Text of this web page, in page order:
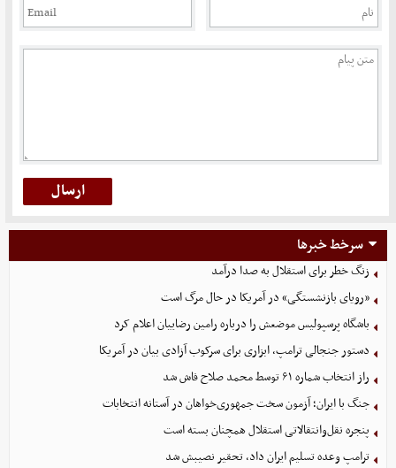
سرخط خبرها
زنگ خطر برای استقلال به صدا درآمد
«رویای بازنشستگی» در آمریکا در حال مرگ است
باشگاه پرسپولیس موضعش را درباره رامین رضاییان اعلام کرد
دستور جنجالی ترامپ، ابزاری برای سرکوب آزادی بیان در آمریکا
راز انتخاب شماره ۶۱ توسط محمد صلاح فاش شد
جنگ با ایران؛ آزمون سخت جمهوری‌خواهان در آستانه انتخابات
پنجره نقل‌وانتقالاتی استقلال همچنان بسته است
ترامپ وعده تسلیم ایران داد، تحقیر نصیبش شد